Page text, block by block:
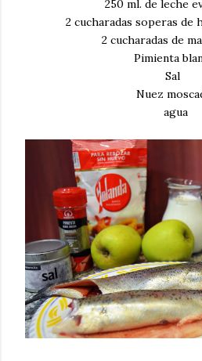
250 ml. de leche
2 cucharadas soperas de
2 cucharadas de
Pimienta
Sal
Nuez
agua